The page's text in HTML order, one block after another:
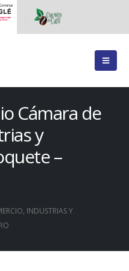
Cámara de
y
–
INDUSTRIAS Y